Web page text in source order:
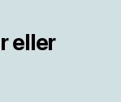
eller